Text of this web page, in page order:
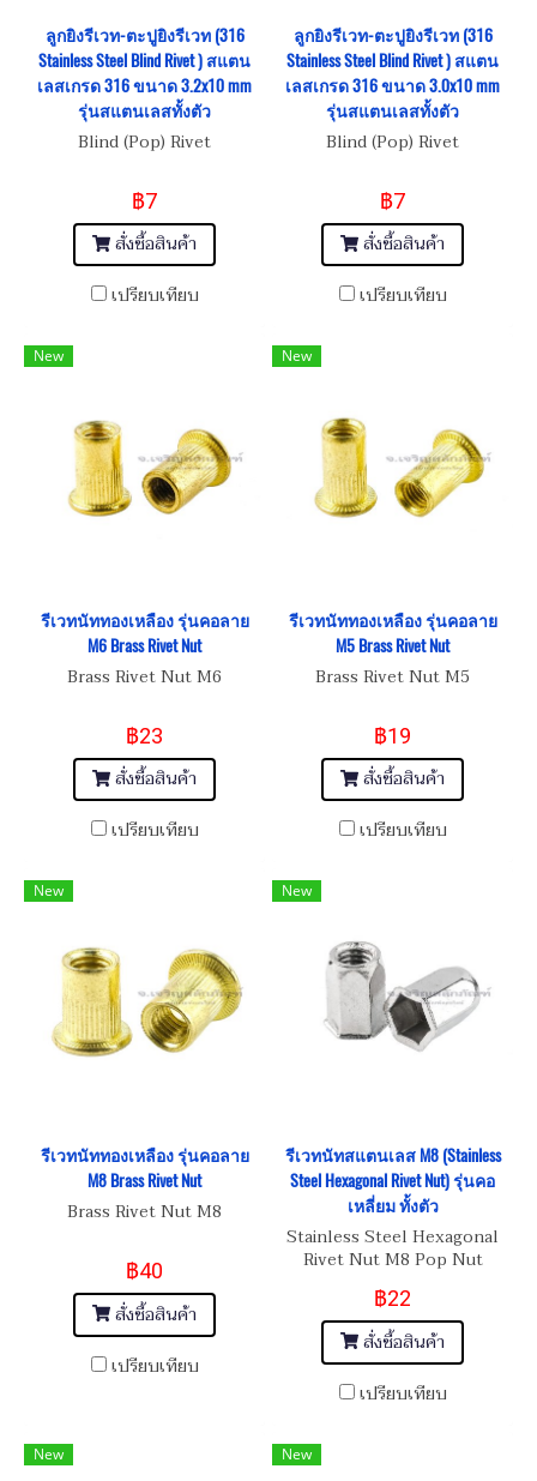
ลูกยิงรีเวท-ตะปูยิงรีเวท (316
Stainless Steel Blind Rivet ) สแตน
เลสเกรด 316 ขนาด 3.2x10 mm
รุ่นสแตนเลสทั้งตัว
Blind (Pop) Rivet
฿7
สั่งซื้อสินค้า
เปรียบเทียบ
ลูกยิงรีเวท-ตะปูยิงรีเวท (316
Stainless Steel Blind Rivet ) สแตน
เลสเกรด 316 ขนาด 3.0x10 mm
รุ่นสแตนเลสทั้งตัว
Blind (Pop) Rivet
฿7
สั่งซื้อสินค้า
เปรียบเทียบ
New
รีเวทนัททองเหลือง รุ่นคอลาย
M6 Brass Rivet Nut
Brass Rivet Nut M6
฿23
สั่งซื้อสินค้า
เปรียบเทียบ
New
รีเวทนัททองเหลือง รุ่นคอลาย
M5 Brass Rivet Nut
Brass Rivet Nut M5
฿19
สั่งซื้อสินค้า
เปรียบเทียบ
New
รีเวทนัททองเหลือง รุ่นคอลาย
M8 Brass Rivet Nut
Brass Rivet Nut M8
฿40
สั่งซื้อสินค้า
เปรียบเทียบ
New
รีเวทนัทสแตนเลส M8 (Stainless
Steel Hexagonal Rivet Nut) รุ่นคอ
เหลี่ยม ทั้งตัว
Stainless Steel Hexagonal
Rivet Nut M8 Pop Nut
฿22
สั่งซื้อสินค้า
เปรียบเทียบ
New New